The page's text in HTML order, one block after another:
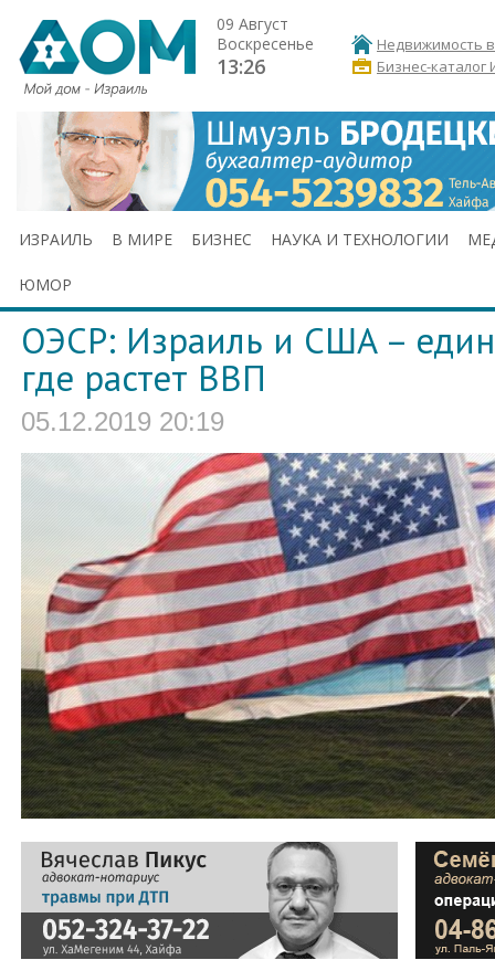
09 Август
Воскресенье
13:26
Недвижимость
Бизнес-каталог
ИЗРАИЛЬ В МИРЕ БИЗНЕС НАУКА И ТЕХНОЛОГИИ
ЮМОР
ОЭСР: Израиль и США –
где растет ВВП
05.12.2019 20:19